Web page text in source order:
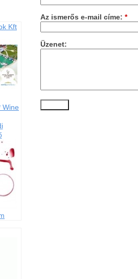
Az ismerős e-mail címe: *
Üzenet: